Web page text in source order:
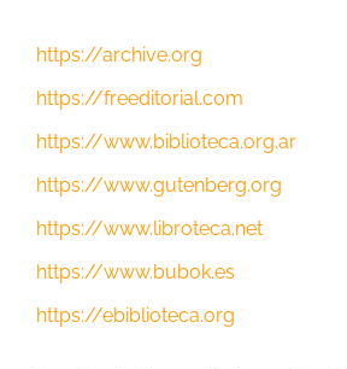
https://archive.org
https://freeditorial.com
https://www.biblioteca.org.ar
https://www.gutenberg.org
https://www.libroteca.net
https://www.bubok.es
https://ebiblioteca.org